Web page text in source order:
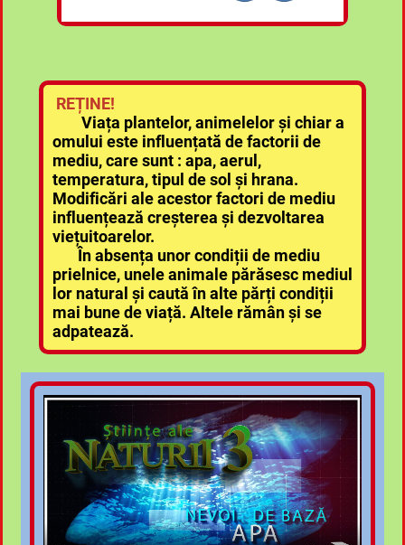
REȚINE!
Viața plantelor, animelelor și chiar a
omului este influențată de factorii de
mediu, care sunt : apa, aerul,
temperatura, tipul de sol și hrana.
Modificări ale acestor factori de mediu
influențează creșterea și dezvoltarea
viețuitoarelor.
În absența unor condiții de mediu
prielnice, unele animale părăsesc mediul
lor natural și caută în alte părți condiții
mai bune de viață. Altele rămân și se
adpatează.